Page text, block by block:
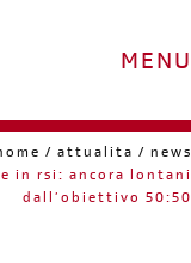
MENU
attualita
news
in rsi: ancora lontani
dall’obiettivo 50:50